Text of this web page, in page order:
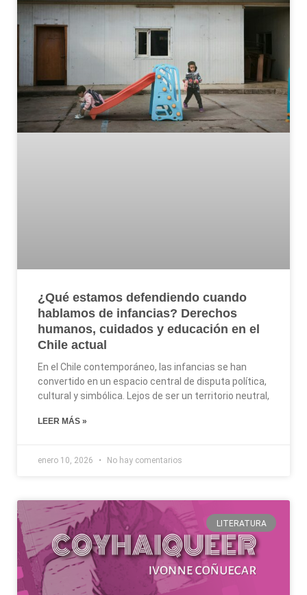
¿Qué estamos defendiendo cuando
hablamos de infancias? Derechos
humanos, cuidados y educación en el
Chile actual
En el Chile contemporáneo, las infancias se han
convertido en un espacio central de disputa política,
cultural y simbólica. Lejos de ser un territorio neutral,
LEER MÁS »
enero 10, 2026 No hay comentarios
LITERATURA